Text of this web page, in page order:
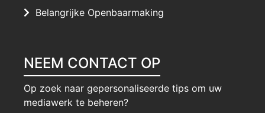
Belangrijke Openbaarmaking
NEEM CONTACT OP
Op zoek naar gepersonaliseerde tips om uw
mediawerk te beheren?